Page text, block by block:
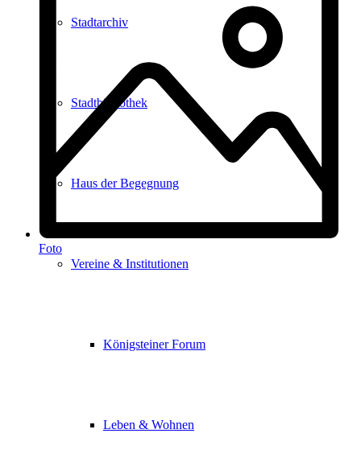
Stadtarchiv
Stadtbibliothek
Haus der Begegnung
Vereine & Institutionen
Königsteiner Forum
Leben & Wohnen
Foto